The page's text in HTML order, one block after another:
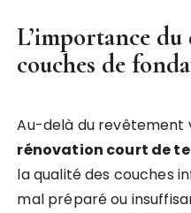
L’importance du
couches de
Au-delà du revêtement
rénovation court de
la qualité des couches
mal préparé ou